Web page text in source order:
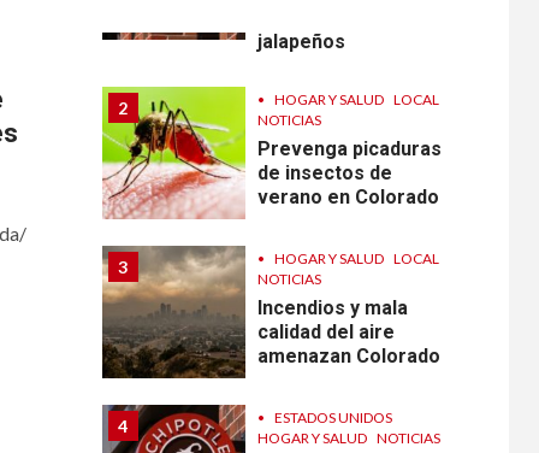
jalapeños
2 • HOGAR Y SALUD LOCAL
NOTICIAS
Prevenga picaduras
de insectos de
verano en Colorado
3 • HOGAR Y SALUD LOCAL
NOTICIAS
Incendios y mala
calidad del aire
amenazan Colorado
4 •
ESTADOS UNIDOS
HOGAR Y SALUD NOTICIAS